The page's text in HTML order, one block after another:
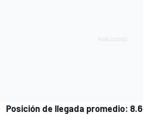
Posición de llegada promedio: 8.6